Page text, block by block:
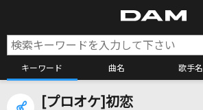
キーワード 曲名 歌手名
カラオケ検索
[プロオケ]初恋